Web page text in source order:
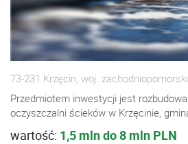
73-231 Krzęcin, woj.
Przedmiotem inwestycji jest
oczyszczalni ścieków w Krzęcinie,
wartość: 1,5 mln do 8 mln PLN